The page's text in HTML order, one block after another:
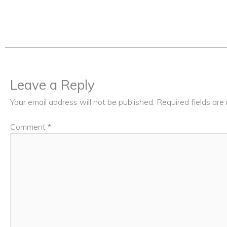
Leave a Reply
Your email address will not be published. Required fields are
Comment *